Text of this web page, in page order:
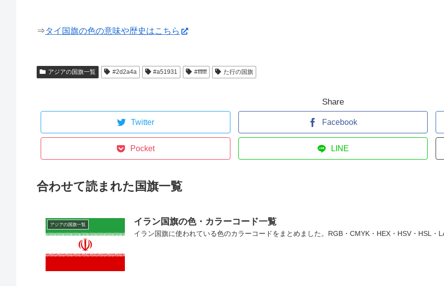
⇒タイ国旗の色の意味や歴史はこちら
アジアの国旗一覧 #2d2a4a #a51931 #ffffff た行の国旗
Share
Twitter Facebook
Pocket LINE
合わせて読まれた国旗一覧
アジアの国旗一覧 イラン国旗の色・カラーコード一覧
イラン国旗に使われている色のカラーコードをまとめました。RGB・CMYK・HEX・HSV・HSL・